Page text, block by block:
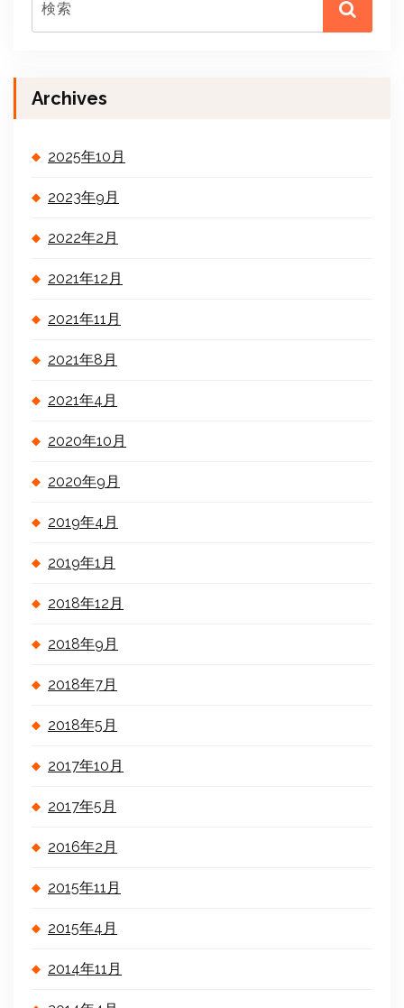
Archives
2025年10月
2023年9月
2022年2月
2021年12月
2021年11月
2021年8月
2021年4月
2020年10月
2020年9月
2019年4月
2019年1月
2018年12月
2018年9月
2018年7月
2018年5月
2017年10月
2017年5月
2016年2月
2015年11月
2015年4月
2014年11月